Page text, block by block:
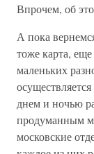
Впрочем, об
А пока
тоже карта,
маленьких
днем и ночью
продуманным
московские